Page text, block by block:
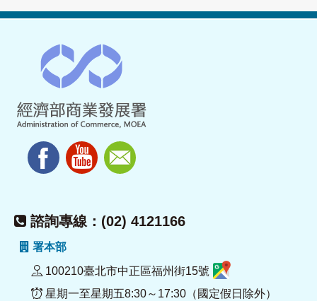
諮詢專線：(02) 4121166
署本部
100210臺北市中正區福州街15號
星期一至星期五8:30～17:30（國定假日除外）